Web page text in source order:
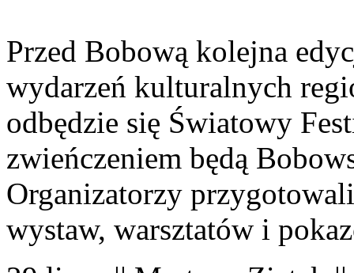
Przed Bobową kolejna
wydarzeń kulturalnych
odbędzie się Światowy
zwieńczeniem będą
Organizatorzy
wystaw, warsztatów i